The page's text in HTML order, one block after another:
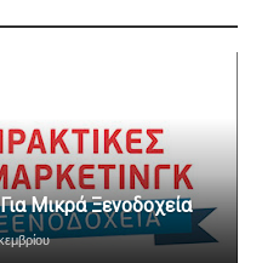
Μικρά Ξενοδοχεία